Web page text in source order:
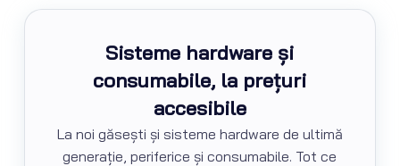
Sisteme hardware și
consumabile, la prețuri
accesibile
La noi găsești și sisteme hardware de ultimă
generație, periferice și consumabile. Tot ce